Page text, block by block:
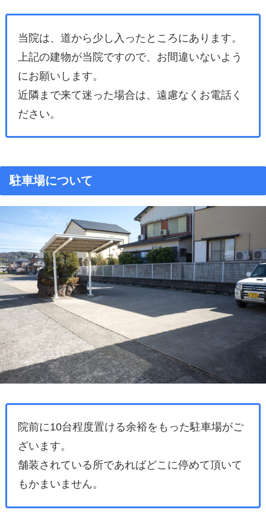
当院は、道から少し入ったところにあります。
上記の建物が当院ですので、お間違いないよう
にお願いします。
近隣まで来て迷った場合は、遠慮なくお電話く
ださい。
駐車場について
院前に10台程度置ける余裕をもった駐車場がご
ざいます。
舗装されている所であればどこに停めて頂いて
もかまいません。